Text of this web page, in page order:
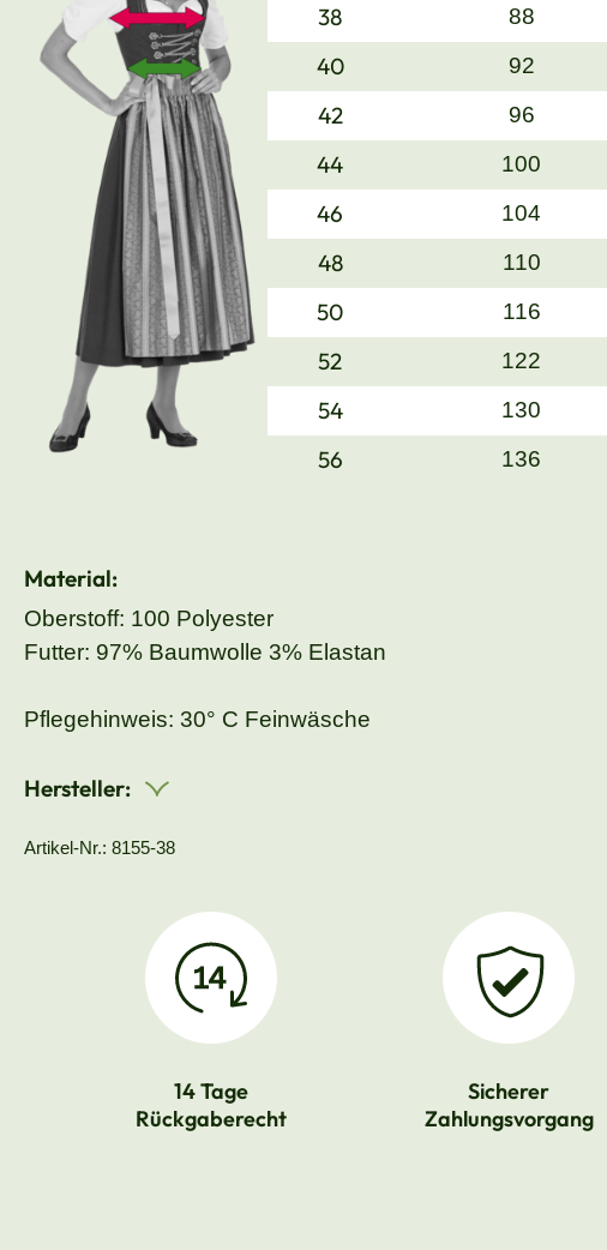
38 88
40 92
42 96
44 100
46 104
48 110
50 116
52 122
54 130
56 136
Material:
Oberstoff: 100 Polyester
Futter: 97% Baumwolle 3% Elastan
Pflegehinweis: 30° C Feinwäsche
Hersteller:
Artikel-Nr.: 8155-38
14 Tage
Rückgaberecht
Sicherer
Zahlungsvorgang